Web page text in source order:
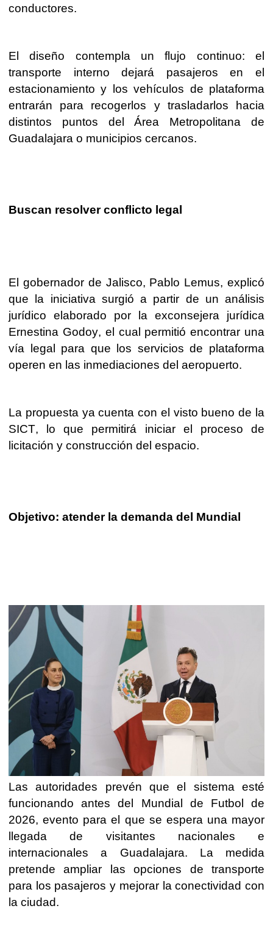
conductores.
El diseño contempla un flujo continuo: el
transporte interno dejará pasajeros en el
estacionamiento y los vehículos de plataforma
entrarán para recogerlos y trasladarlos hacia
distintos puntos del Área Metropolitana de
Guadalajara o municipios cercanos.
Buscan resolver conflicto legal
El gobernador de Jalisco, Pablo Lemus, explicó
que la iniciativa surgió a partir de un análisis
jurídico elaborado por la exconsejera jurídica
Ernestina Godoy, el cual permitió encontrar una
vía legal para que los servicios de plataforma
operen en las inmediaciones del aeropuerto.
La propuesta ya cuenta con el visto bueno de la
SICT, lo que permitirá iniciar el proceso de
licitación y construcción del espacio.
Objetivo: atender la demanda del Mundial
Las autoridades prevén que el sistema esté
funcionando antes del Mundial de Futbol de
2026, evento para el que se espera una mayor
llegada de visitantes nacionales e
internacionales a Guadalajara. La medida
pretende ampliar las opciones de transporte
para los pasajeros y mejorar la conectividad con
la ciudad.